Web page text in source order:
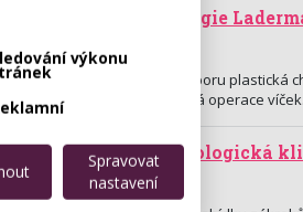
plastické chirurgie
22 , Praha
všechny zákroky z oboru plastická
operace nosu, plastická operace víček.
laserová dermatologická
Náměstí 2097, Praha
výkonu
Spravovat
nastavení